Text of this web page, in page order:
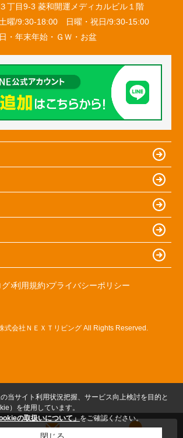
丁目9-3 菱和開運メディカルビル１階
曜/9:30-18:00 日曜・祝日/9:30-15:00
・年末年始・ＧＷ・お盆
グ 利用規約 プライバシーポリシー
式会社ＮＥＸＴリビング All Rights Reserved.
当サイト利用状況把握、サービス向上検討を目的と
）を使用しています。
の取扱いについて」をご確認ください。